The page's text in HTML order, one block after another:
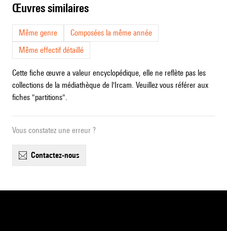
œuvres similaires
Même genre
Composées la même année
Même effectif détaillé
Cette fiche œuvre a valeur encyclopédique, elle ne reflète pas les
collections de la médiathèque de l'Ircam. Veuillez vous référer aux
fiches "partitions".
Vous constatez une erreur ?
contactez-nous